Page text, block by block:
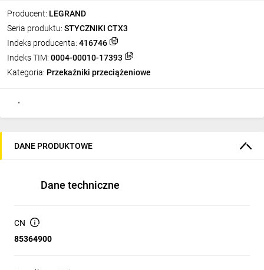
Producent: LEGRAND
Seria produktu: STYCZNIKI CTX3
Indeks producenta: 416746
Indeks TIM: 0004-00010-17393
Kategoria: Przekaźniki przeciążeniowe
DANE PRODUKTOWE
Dane techniczne
CN
85364900